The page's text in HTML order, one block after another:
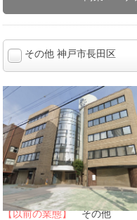
その他 神戸市長田区
図面番号：432590
【以前の業態】
その他